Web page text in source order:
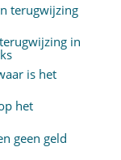
terugwijzing
in
is het
het
geen geld